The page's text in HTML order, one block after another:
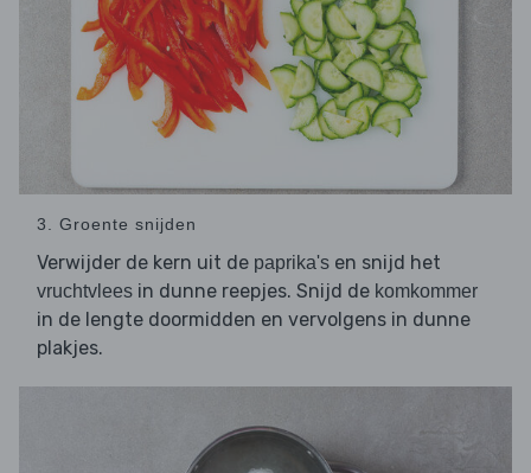
3. Groente snijden
Verwijder de kern uit de paprika's en snijd het
vruchtvlees in dunne reepjes. Snijd de komkommer
in de lengte doormidden en vervolgens in dunne
plakjes.